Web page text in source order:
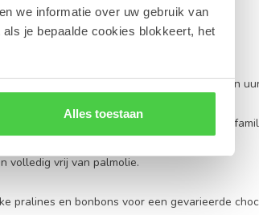
we informatie over uw gebruik van
je bepaalde cookies blokkeert, het
Alles toestaan
Laat ze voor consumptie minstens één
keuze als attentie voor vrienden,
volledig vrij van palmolie.
pralines en bonbons voor een gevarieerde